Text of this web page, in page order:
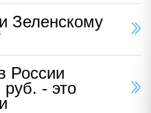
Зеленскому
России
- это